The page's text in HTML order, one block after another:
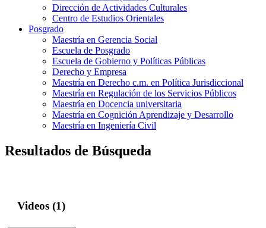
Dirección de Actividades Culturales
Centro de Estudios Orientales
Posgrado
Maestría en Gerencia Social
Escuela de Posgrado
Escuela de Gobierno y Políticas Públicas
Derecho y Empresa
Maestría en Derecho c.m. en Política Jurisdiccional
Maestría en Regulación de los Servicios Públicos
Maestría en Docencia universitaria
Maestría en Cognición Aprendizaje y Desarrollo
Maestría en Ingeniería Civil
Resultados de Búsqueda
Videos (1)